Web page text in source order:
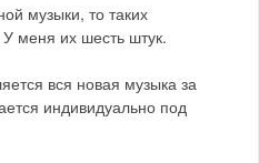
музыки, то таких
У меня их шесть штук.
вся новая музыка за
индивидуально под